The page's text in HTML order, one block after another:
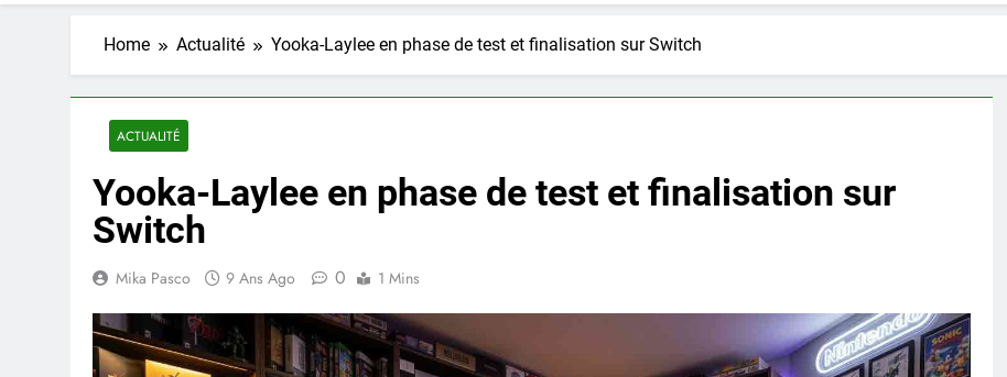
Home Actualité Yooka-Laylee en phase de test et finalisation sur Switch
ACTUALITÉ
Yooka-Laylee en phase de test et finalisation sur
Switch
Mika Pasco 9 Ans Ago 0 1 Mins